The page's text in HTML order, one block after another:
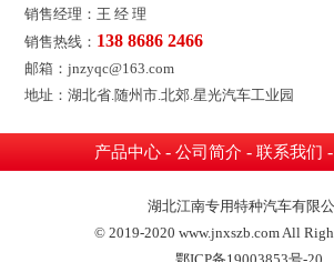
销售经理：王 经 理
销售热线： 138 8686 2466
邮箱：jnzyqc@163.com
地址：湖北省.随州市.北郊.星光汽车工业园
产品中心- 公司简介 - 联系我们 -
湖北江南专用特种汽车有限
© 2019-2020 www.jnxszb.com All